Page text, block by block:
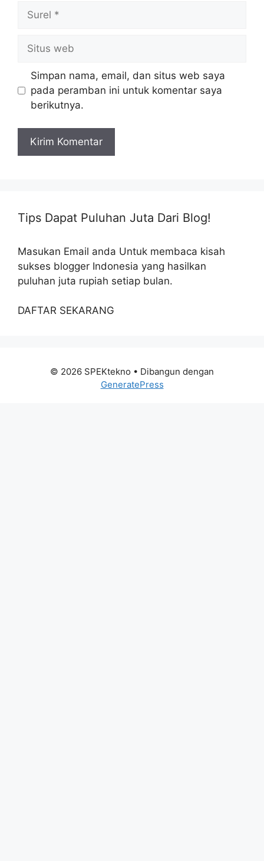
Surel
Situs
web
Simpan nama, email, dan situs web saya
pada peramban ini untuk komentar saya
berikutnya.
Tips Dapat Puluhan Juta Dari Blog!
Masukan Email anda Untuk membaca kisah
sukses blogger Indonesia yang hasilkan
puluhan juta rupiah setiap bulan.
DAFTAR SEKARANG
© 2026 SPEKtekno • Dibangun dengan
GeneratePress